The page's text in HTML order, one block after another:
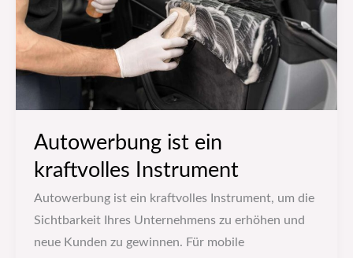
Autowerbung ist ein
kraftvolles Instrument
Autowerbung ist ein kraftvolles Instrument, um die
Sichtbarkeit Ihres Unternehmens zu erhöhen und
neue Kunden zu gewinnen. Für mobile